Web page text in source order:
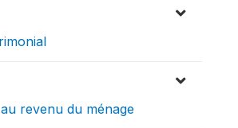
revenu du ménage